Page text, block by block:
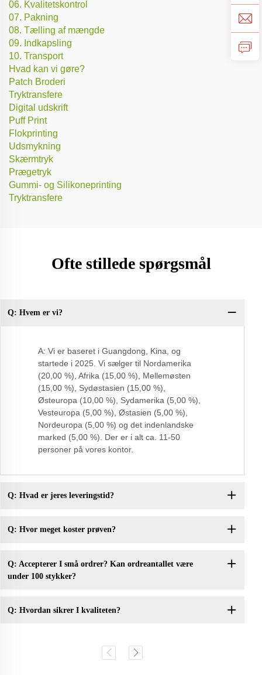
06. Kvalitetskontrol
07. Pakning
08. Tælling af mængde
09. Indkapsling
10. Transport
Hvad kan vi gøre?
Patch Broderi
Tryktransfere
Digital udskrift
Puff Print
Flokprinting
Udsmykning
Skærmtryk
Prægetryk
Gummi- og Silikoneprinting
Tryktransfere
Ofte stillede spørgsmål
Q: Hvem er vi?
A: Vi er baseret i Guangdong, Kina, og
startede i 2025. Vi sælger til Nordamerika
(20,00 %), Afrika (15,00 %), Mellemøsten
(15,00 %), Sydøstasien (15,00 %),
Østeuropa (10,00 %), Sydamerika (5,00 %),
Vesteuropa (5,00 %), Østasien (5,00 %),
Nordeuropa (5,00 %) og det indenlandske
marked (5,00 %). Der er i alt ca. 11-50
personer på vores kontor.
Q: Hvad er jeres leveringstid?
Q: Hvor meget koster prøven?
Q: Accepterer I små ordrer? Kan ordreantallet være
under 100 stykker?
Q: Hvordan sikrer I kvaliteten?